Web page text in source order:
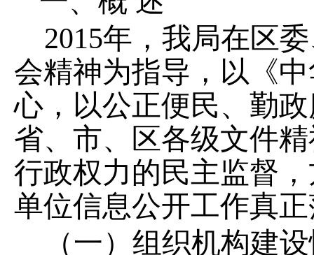
2015年，我局在区
会精神为指导，以《
心，以公正便民、勤
省、市、区各级文件
行政权力的民主监督
单位信息公开工作真
（一）组织机构建